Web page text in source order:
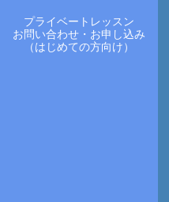
プライベートレッスン
お問い合わせ・お申し込み
（はじめての方向け）